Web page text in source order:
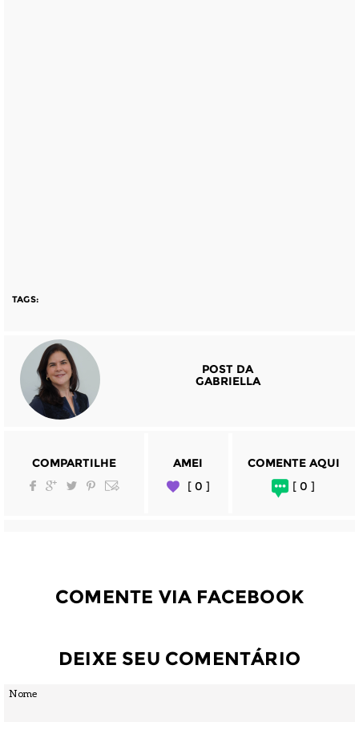
TAGS:
POST DA
GABRIELLA
COMPARTILHE
AMEI
[ 0 ]
COMENTE AQUI
[ 0 ]
COMENTE VIA FACEBOOK
DEIXE SEU COMENTÁRIO